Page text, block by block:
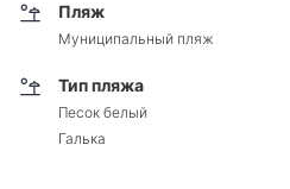
Пляж
Муниципальный пляж
Тип пляжа
Песок белый
Галька